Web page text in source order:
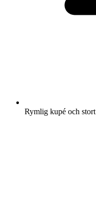
Rymlig kupé och